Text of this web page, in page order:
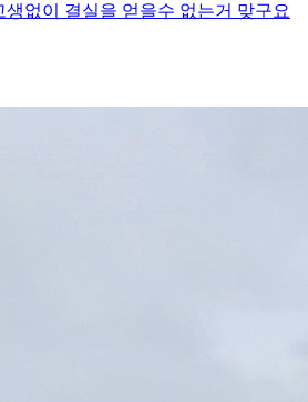
없이 결실을 얻을수 없는거 맞구요